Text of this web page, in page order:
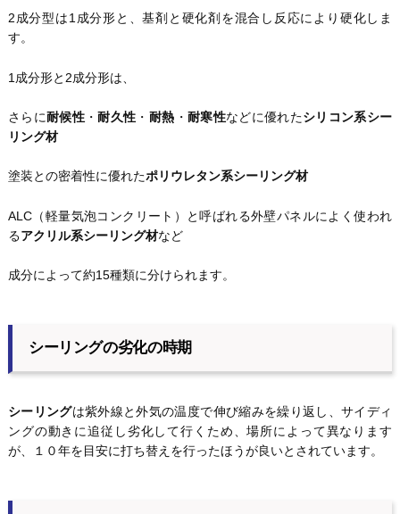
2成分型は1成分形と、基剤と硬化剤を混合し反応により硬化しま
す。
1成分形と2成分形は、
さらに耐候性 ・耐久性 ・ 耐熱 ・ 耐寒性などに優れたシリコン系シー
リング材
塗装との密着性に優れたポリウレタン系シーリング材
ALC（軽量気泡コンクリート）と呼ばれる外壁パネルによく使われ
るアクリル系シーリング材など
成分によって約15種類に分けられます。
シーリングの劣化の時期
シーリングは紫外線と外気の温度で伸び縮みを繰り返し、サイディ
ングの動きに追従し劣化して行くため、場所によって異なります
が、１０年を目安に打ち替えを行ったほうが良いとされています。